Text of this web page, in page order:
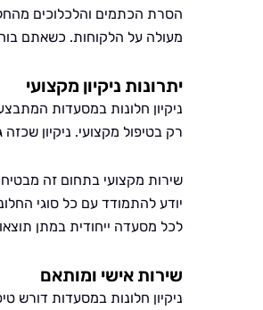
הסרת הכתמים והלכלוכים
מעולה על הלקוחות. כשאתם
יתרונות ניקיון מקצועי
ניקיון חלונות במסעדות
רק בטיפול מקצועי. ניקיון
שירות מקצועי בתחום זה
יודע להתמודד עם כל סוגי
לכל מסעדה ייחודית במתן
שירות אישי ומותאם
ניקיון חלונות במסעדות דורש